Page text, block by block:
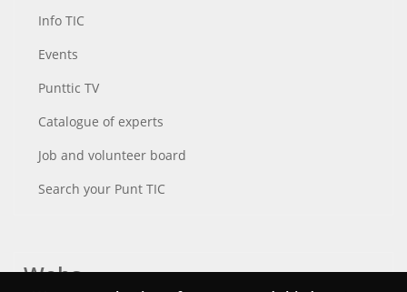
Info TIC
Events
Punttic TV
Catalogue of experts
Job and volunteer board
Search your Punt TIC
Webs